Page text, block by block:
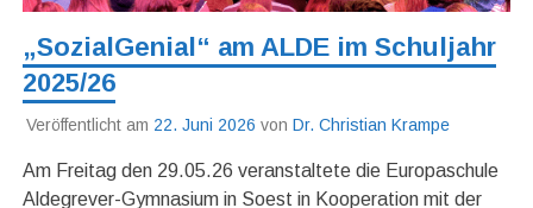
„SozialGenial“ am ALDE im Schuljahr
2025/26
Veröffentlicht am 22. Juni 2026 von Dr. Christian Krampe
Am Freitag den 29.05.26 veranstaltete die Europaschule
Aldegrever-Gymnasium in Soest in Kooperation mit der